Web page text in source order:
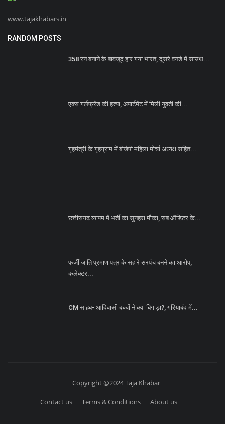
www.tajakhabars.in
RANDOM POSTS
358 रन बनाने के बावजूद हार गया भारत, दूसरे वनडे में साउथ...
एक्स गर्लफ्रेंड की हत्या, अपार्टमेंट में मिली युवती की...
गृहमंत्री के गृहग्राम में बीजेपी महिला मोर्चा अध्यक्ष सहित...
छत्तीसगढ़ व्यापम में भर्ती का सुनहरा मौका, सब ऑडिटर के...
फर्जी जाति प्रमाण पत्र के सहारे सरपंच बनने का आरोप,
कलेक्टर...
CM साहब- आदिवासी बच्चों ने क्या बिगाड़ा?, गरियाबंद में...
Copyright @2024 Taja Khabar
Contact us Terms & Conditions About us